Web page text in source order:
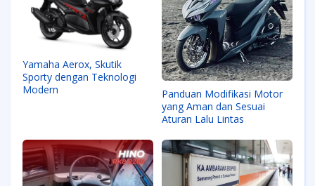
Yamaha Aerox, Skutik
Sporty dengan Teknologi
Modern
Panduan Modifikasi Motor
yang Aman dan Sesuai
Aturan Lalu Lintas